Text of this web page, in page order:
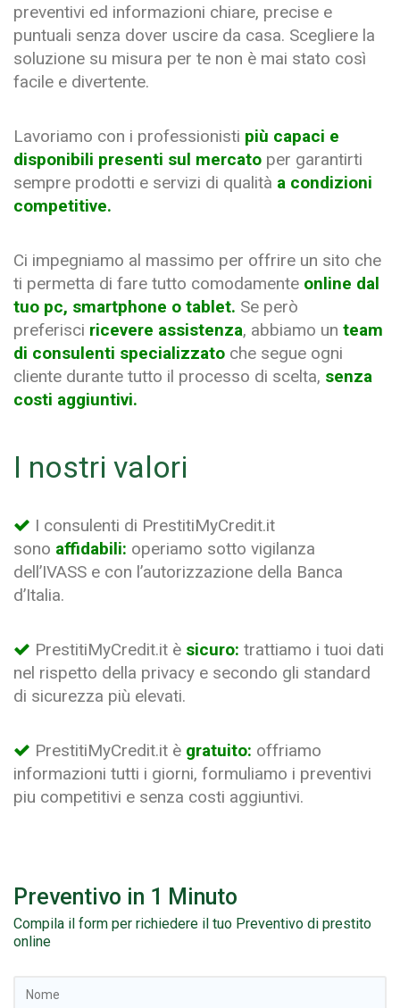
preventivi ed informazioni chiare, precise e
puntuali senza dover uscire da casa. Scegliere la
soluzione su misura per te non è mai stato così
facile e divertente.
Lavoriamo con i professionisti più capaci e
disponibili presenti sul mercato per garantirti
sempre prodotti e servizi di qualità a condizioni
competitive.
Ci impegniamo al massimo per offrire un sito che
ti permetta di fare tutto comodamente online dal
tuo pc, smartphone o tablet. Se però
preferisci ricevere assistenza, abbiamo un team
di consulenti specializzato che segue ogni
cliente durante tutto il processo di scelta, senza
costi aggiuntivi.
I nostri valori
I consulenti di PrestitiMyCredit.it
sono affidabili: operiamo sotto vigilanza
dell’IVASS e con l’autorizzazione della Banca
d’Italia.
PrestitiMyCredit.it è sicuro: trattiamo i tuoi dati
nel rispetto della privacy e secondo gli standard
di sicurezza più elevati.
PrestitiMyCredit.it è gratuito: offriamo
informazioni tutti i giorni, formuliamo i preventivi
piu competitivi e senza costi aggiuntivi.
Preventivo in 1 Minuto
Compila il form per richiedere il tuo Preventivo di prestito
online